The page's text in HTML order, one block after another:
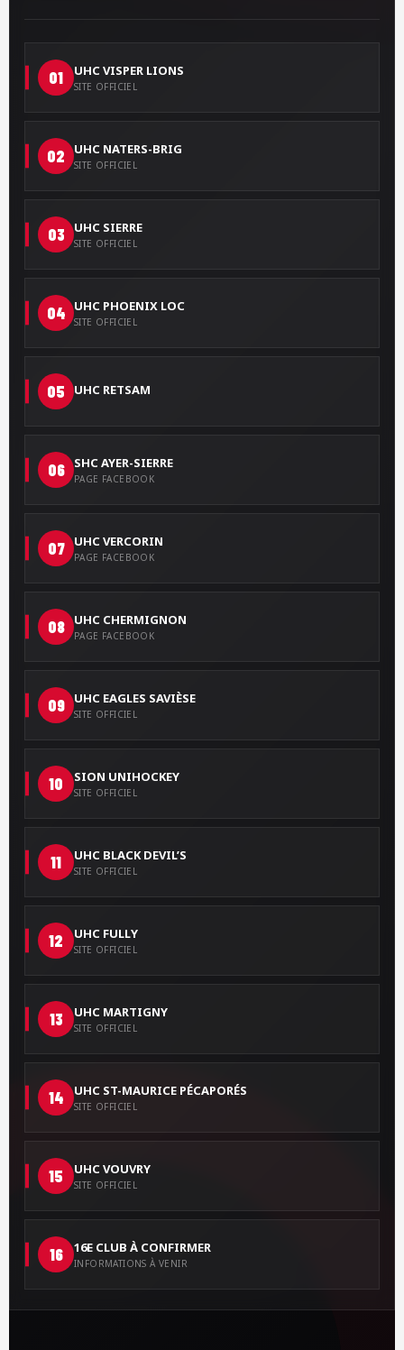
01 UHC VISPER LIONS
SITE OFFICIEL
02 UHC NATERS-BRIG
SITE OFFICIEL
03 UHC SIERRE
SITE OFFICIEL
04 UHC PHOENIX LOC
SITE OFFICIEL
05 UHC RETSAM
06 SHC AYER-SIERRE
PAGE FACEBOOK
07 UHC VERCORIN
PAGE FACEBOOK
08 UHC CHERMIGNON
PAGE FACEBOOK
09 UHC EAGLES SAVIÈSE
SITE OFFICIEL
10 SION UNIHOCKEY
SITE OFFICIEL
11 UHC BLACK DEVIL’S
SITE OFFICIEL
12 UHC FULLY
SITE OFFICIEL
13 UHC MARTIGNY
SITE OFFICIEL
14 UHC ST-MAURICE PÉCAPORÉS
SITE OFFICIEL
15 UHC VOUVRY
SITE OFFICIEL
16 16E CLUB À CONFIRMER
INFORMATIONS À VENIR